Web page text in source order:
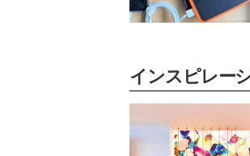
インスピレー